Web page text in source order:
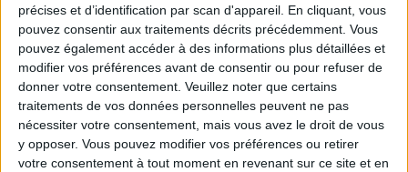
précises et d’identification par scan d'appareil. En cliquant, vous
pouvez consentir aux traitements décrits précédemment. Vous
pouvez également accéder à des informations plus détaillées et
modifier vos préférences avant de consentir ou pour refuser de
donner votre consentement. Veuillez noter que certains
traitements de vos données personnelles peuvent ne pas
nécessiter votre consentement, mais vous avez le droit de vous
y opposer. Vous pouvez modifier vos préférences ou retirer
votre consentement à tout moment en revenant sur ce site et en
SPF 50 SUNSCREENS YOU'LL ACTUALLY WANT TO SLATHER ON